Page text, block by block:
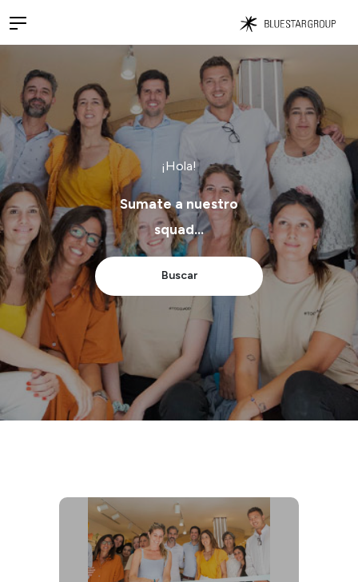
¡Hola!
Sumate a nuestro
squad...
Buscar